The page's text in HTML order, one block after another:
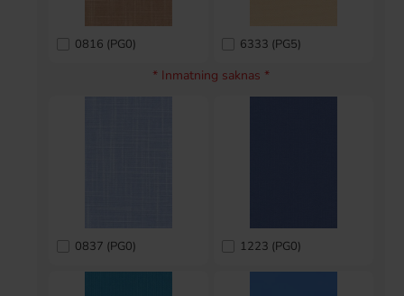
0816 (PG0) 6333 (PG5)
* Inmatning saknas *
0837 (PG0) 1223 (PG0)